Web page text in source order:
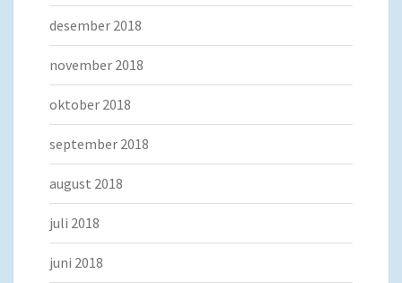
desember 2018
november 2018
oktober 2018
september 2018
august 2018
juli 2018
juni 2018